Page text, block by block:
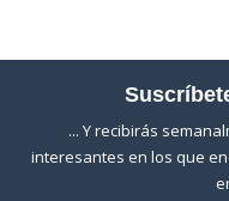
... Y recibirás
interesantes en los que